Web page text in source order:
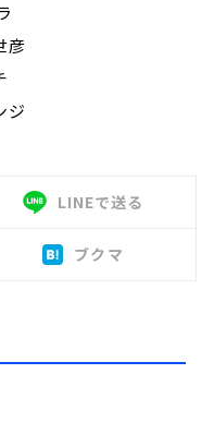
彦
ジ
LINEで送る
ブクマ